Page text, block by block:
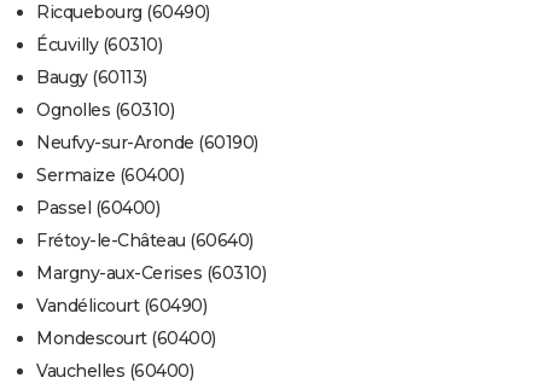
Ricquebourg (60490)
Écuvilly (60310)
Baugy (60113)
Ognolles (60310)
Neufvy-sur-Aronde (60190)
Sermaize (60400)
Passel (60400)
Frétoy-le-Château (60640)
Margny-aux-Cerises (60310)
Vandélicourt (60490)
Mondescourt (60400)
Vauchelles (60400)